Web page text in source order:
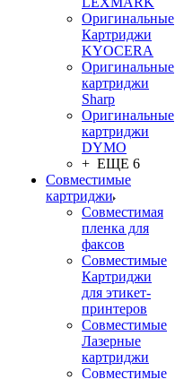
Оригинальные
Картриджи
KYOCERA
Оригинальные
картриджи
Sharp
Оригинальные
картриджи
DYMO
+ ЕЩЕ 6
Совместимые
картриджи
Совместимая
пленка для
факсов
Совместимые
Картриджи
для этикет-
принтеров
Совместимые
Лазерные
картриджи
Совместимые